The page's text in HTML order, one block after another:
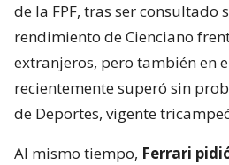
de la FPF, tras ser consultado
rendimiento de Cienciano
extranjeros, pero también en
recientemente superó sin
de Deportes, vigente
Al mismo tiempo, Ferrari